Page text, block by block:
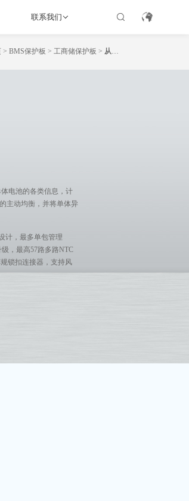
联系我们
>BMS保护板 > 工商储保护板 > 从控
电池的各类信息，计
主动均衡，并将单体异
计，最多单包管理
，最高57路多路NTC
锁扣连接器，支持风